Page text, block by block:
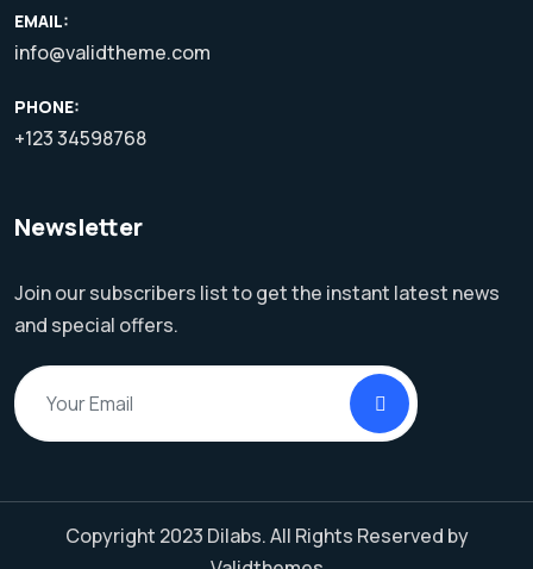
EMAIL:
info@validtheme.com
PHONE:
+123 34598768
Newsletter
Join our subscribers list to get the instant latest news
and special offers.
Copyright 2023 Dilabs.All Rights Reserved by